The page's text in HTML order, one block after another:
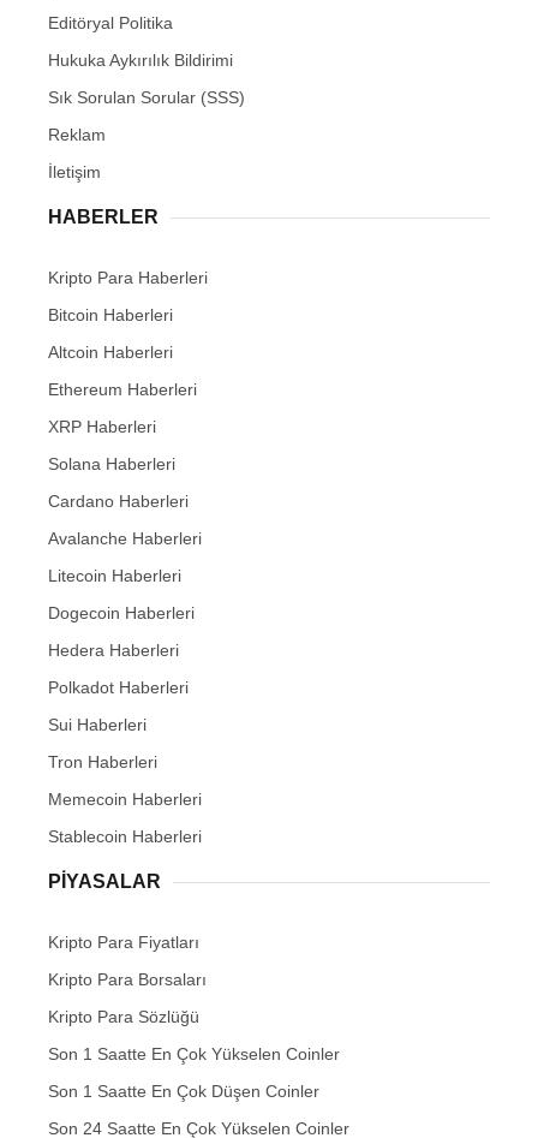
Editöryal Politika
Hukuka Aykırılık Bildirimi
Sık Sorulan Sorular (SSS)
Reklam
İletişim
HABERLER
Kripto Para Haberleri
Bitcoin Haberleri
Altcoin Haberleri
Ethereum Haberleri
XRP Haberleri
Solana Haberleri
Cardano Haberleri
Avalanche Haberleri
Litecoin Haberleri
Dogecoin Haberleri
Hedera Haberleri
Polkadot Haberleri
Sui Haberleri
Tron Haberleri
Memecoin Haberleri
Stablecoin Haberleri
PIYASALAR
Kripto Para Fiyatları
Kripto Para Borsaları
Kripto Para Sözlüğü
Son 1 Saatte En Çok Yükselen Coinler
Son 1 Saatte En Çok Düşen Coinler
Son 24 Saatte En Çok Yükselen Coinler